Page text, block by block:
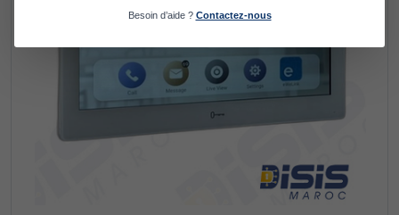
Besoin d’aide ? Contactez-nous